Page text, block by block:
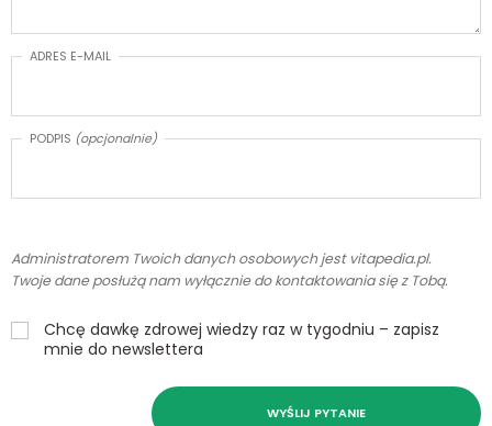
ADRES E-MAIL
PODPIS (opcjonalnie)
Administratorem Twoich danych osobowych jest vitapedia.pl.
Twoje dane posłużą nam wyłącznie do kontaktowania się z Tobą.
Chcę dawkę zdrowej wiedzy raz w tygodniu – zapisz
mnie do newslettera
WYŚLIJ PYTANIE